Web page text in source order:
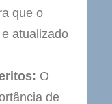
que o
atualizado
O
de